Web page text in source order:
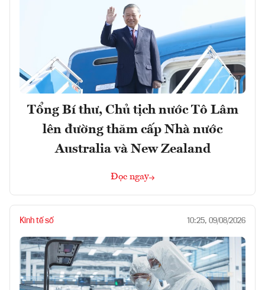
Tổng Bí thư, Chủ tịch nước Tô Lâm
lên đường thăm cấp Nhà nước
Australia và New Zealand
Đọc ngay
Kinh tế số 10:25, 09/08/2026